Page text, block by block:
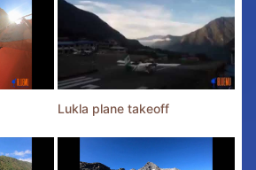
Lukla plane takeoff